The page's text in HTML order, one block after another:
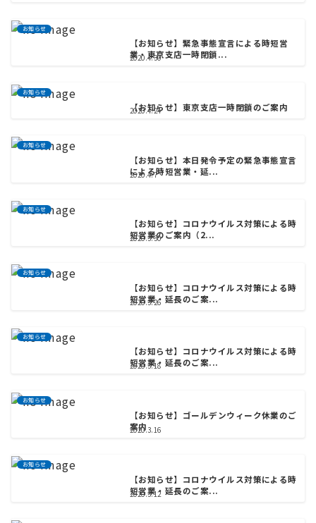
お知らせ
【お知らせ】緊急事態宣言による時短営
業・東京支店一時閉鎖...
2020.4.30
お知らせ
【お知らせ】東京支店一時閉鎖のご案内
2020.4.24
お知らせ
【お知らせ】本日発令予定の緊急事態宣言
による時短営業・延...
2020.4.7
お知らせ
【お知らせ】コロナウイルス対策による時
短営業のご案内（2...
2020.3.30
お知らせ
【お知らせ】コロナウイルス対策による時
短営業・延長のご案...
2020.3.26
お知らせ
【お知らせ】コロナウイルス対策による時
短営業・延長のご案...
2020.3.18
お知らせ
【お知らせ】ゴールデンウィーク休業のご
案内
2020.3.16
お知らせ
【お知らせ】コロナウイルス対策による時
短営業・延長のご案...
2020.3.12